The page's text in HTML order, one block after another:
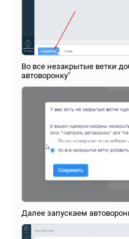
Во все незакрытые ветки
автоворонку"
Далее запускаем